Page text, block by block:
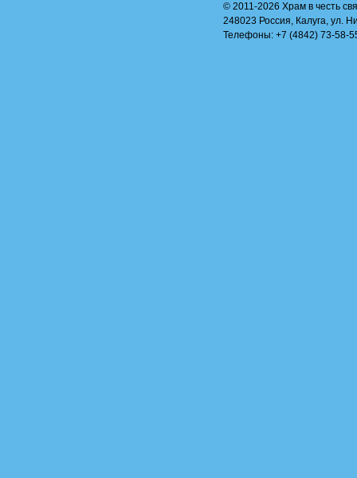
© 2011-2026 Храм в честь
248023 Россия, Калуга, ул.
Телефоны: +7 (4842) 73-58-